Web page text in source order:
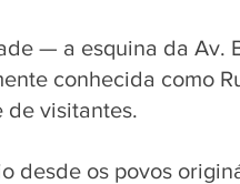
— a esquina da Av.
conhecida como
de visitantes.
desde os povos